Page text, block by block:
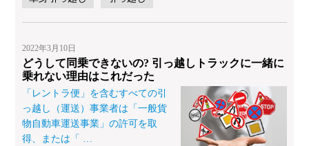
2022年3月10日
どうして同乗できないの? 引っ越しトラックに一緒に
乗れない理由はこれだった
「レントラ便」を含むすべての引
っ越し（運送）事業者は「一般貨
物自動車運送事業」の許可を取
得、または「